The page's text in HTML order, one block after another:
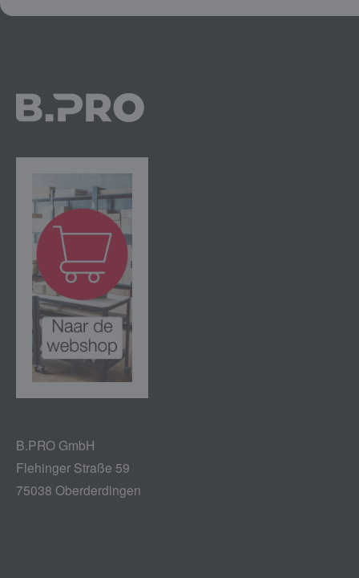
B.PRO GmbH
Flehinger Straße 59
75038 Oberderdingen